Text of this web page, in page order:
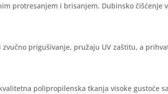
protresanjem i brisanjem. Dubinsko čišćenje
prigušivanje, pružaju UV zaštitu, a
polipropilenska tkanja visoke gustoće